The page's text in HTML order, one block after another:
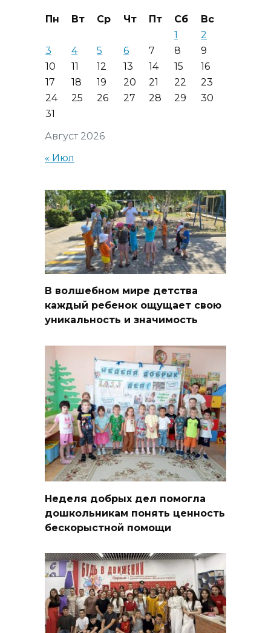
Август 2026
Пн Вт Ср Чт Пт Сб
Вс
1
2
3
4 5 6 7 8
9
10
11 12 13 14 15
16
17
18 19 20 21 22
23
24
25 26 27 28 29
30
31
« Июл
В волшебном мире детства
каждый ребенок ощущает свою
уникальность и значимость
Неделя добрых дел помогла
дошкольникам понять ценность
бескорыстной помощи